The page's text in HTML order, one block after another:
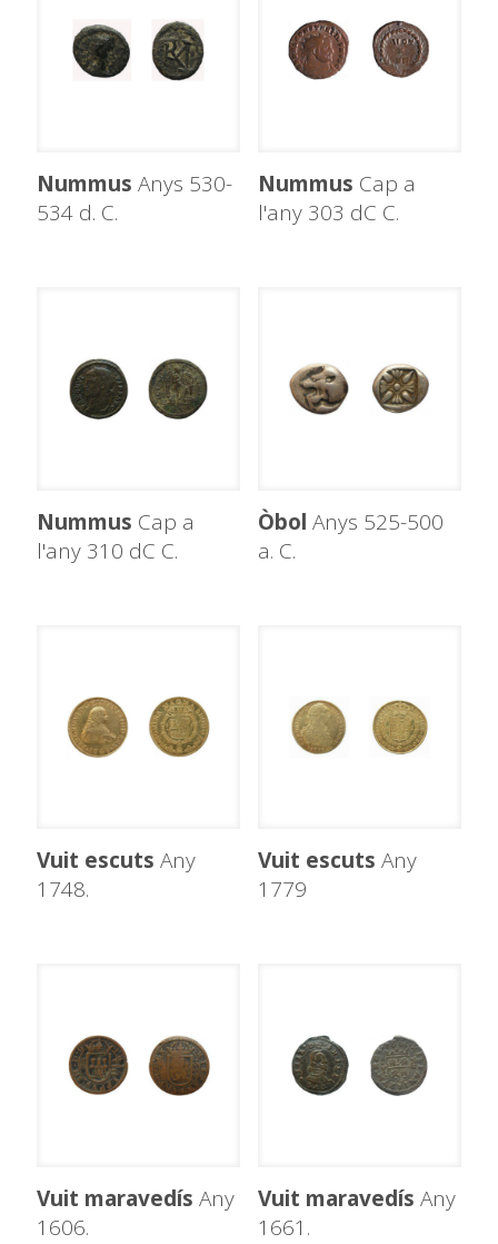
Nummus Anys 530-
534 d. C.
Nummus Cap a
l'any 303 dC C.
Nummus Cap a
l'any 310 dC C.
Òbol Anys 525-500
a. C.
Vuit escuts Any
1748.
Vuit escuts Any
1779
Vuit maravedís Any
1606.
Vuit maravedís Any
1661.